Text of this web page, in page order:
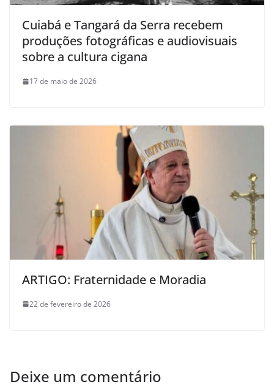
Cuiabá e Tangará da Serra recebem
produções fotográficas e audiovisuais
sobre a cultura cigana
17 de maio de 2026
ARTIGO: Fraternidade e Moradia
22 de fevereiro de 2026
Deixe um comentário